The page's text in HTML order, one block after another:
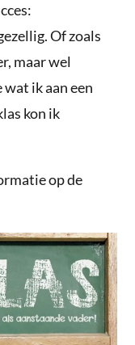
Of zoals
maar wel
wat ik aan een
kon ik
op de